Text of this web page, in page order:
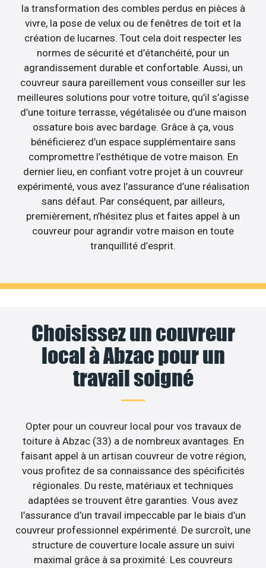
la transformation des combles perdus en pièces à
vivre, la pose de velux ou de fenêtres de toit et la
création de lucarnes. Tout cela doit respecter les
normes de sécurité et d’étanchéité, pour un
agrandissement durable et confortable. Aussi, un
couvreur saura pareillement vous conseiller sur les
meilleures solutions pour votre toiture, qu’il s’agisse
d’une toiture terrasse, végétalisée ou d’une maison
ossature bois avec bardage. Grâce à ça, vous
bénéficierez d’un espace supplémentaire sans
compromettre l’esthétique de votre maison. En
dernier lieu, en confiant votre projet à un couvreur
expérimenté, vous avez l’assurance d’une réalisation
sans défaut. Par conséquent, par ailleurs,
premièrement, n’hésitez plus et faites appel à un
couvreur pour agrandir votre maison en toute
tranquillité d’esprit.
Choisissez un couvreur
local à Abzac pour un
travail soigné
Opter pour un couvreur local pour vos travaux de
toiture à Abzac (33) a de nombreux avantages. En
faisant appel à un artisan couvreur de votre région,
vous profitez de sa connaissance des spécificités
régionales. Du reste, matériaux et techniques
adaptées se trouvent être garanties. Vous avez
l’assurance d’un travail impeccable par le biais d’un
couvreur professionnel expérimenté. De surcroît, une
structure de couverture locale assure un suivi
maximal grâce à sa proximité. Les couvreurs